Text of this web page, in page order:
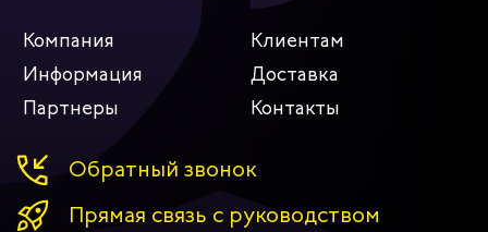
Компания
Клиентам
Информация
Доставка
Партнеры
Контакты
Обратный звонок
Прямая связь с руководством